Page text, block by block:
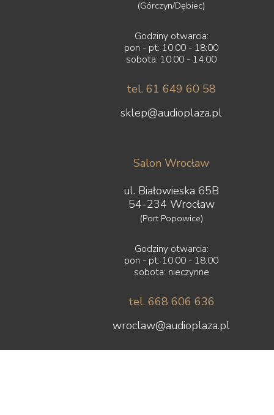
(Górczyn/Dębiec)
Godziny otwarcia:
pon - pt: 10:00 - 18:00
sobota: 10:00 - 14:00
tel. 61 649 60 58
sklep@audioplaza.pl
Salon Wrocław
ul. Białowieska 65B
54-234 Wrocław
(Port Popowice)
Godziny otwarcia:
pon - pt: 10:00 - 18:00
sobota: nieczynne
tel. 668 606 636
wroclaw@audioplaza.pl